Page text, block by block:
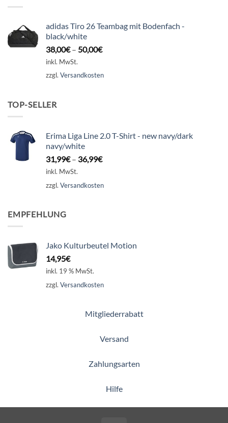
adidas Tiro 26 Teambag mit Bodenfach -
black/white
38,00€– 50,00€
inkl. MwSt.
zzgl. Versandkosten
TOP-SELLER
Erima Liga Line 2.0 T-Shirt - new navy/dark
navy/white
31,99€– 36,99€
inkl. MwSt.
zzgl. Versandkosten
EMPFEHLUNG
Jako Kulturbeutel Motion
14,95€
inkl. 19 % MwSt.
zzgl. Versandkosten
Mitgliederrabatt
Versand
Zahlungsarten
Hilfe